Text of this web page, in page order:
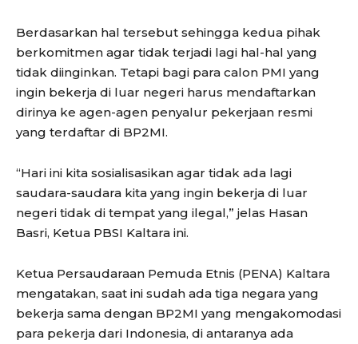
Berdasarkan hal tersebut sehingga kedua pihak
berkomitmen agar tidak terjadi lagi hal-hal yang
tidak diinginkan. Tetapi bagi para calon PMI yang
ingin bekerja di luar negeri harus mendaftarkan
dirinya ke agen-agen penyalur pekerjaan resmi
yang terdaftar di BP2MI.
“Hari ini kita sosialisasikan agar tidak ada lagi
saudara-saudara kita yang ingin bekerja di luar
negeri tidak di tempat yang ilegal,” jelas Hasan
Basri, Ketua PBSI Kaltara ini.
Ketua Persaudaraan Pemuda Etnis (PENA) Kaltara
mengatakan, saat ini sudah ada tiga negara yang
bekerja sama dengan BP2MI yang mengakomodasi
para pekerja dari Indonesia, di antaranya ada